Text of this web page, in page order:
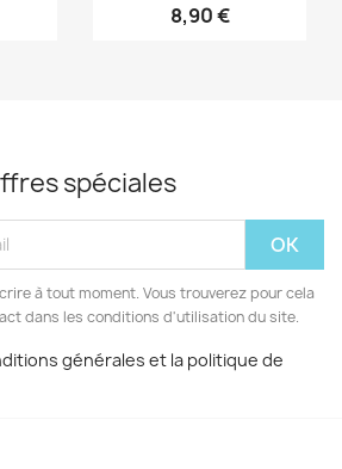
8,90 €
spéciales
à tout moment. Vous trouverez pour cela
dans les conditions d'utilisation du site.
générales et la politique de